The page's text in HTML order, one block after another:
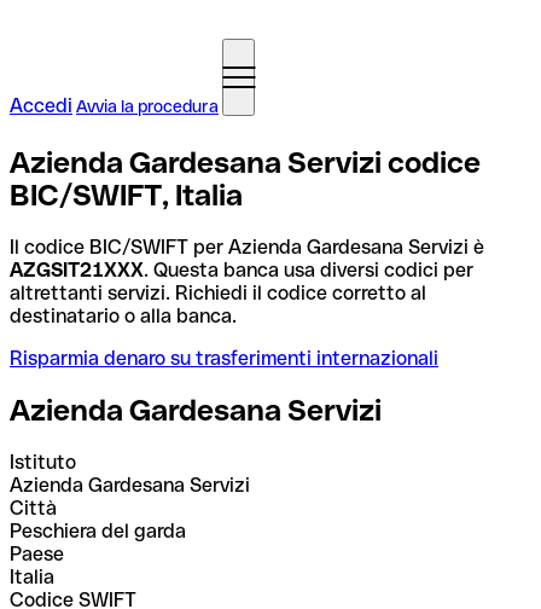
Accedi Avvia la procedura
Azienda Gardesana Servizi codice
BIC/SWIFT, Italia
Il codice BIC/SWIFT per Azienda Gardesana Servizi è
AZGSIT21XXX. Questa banca usa diversi codici per
altrettanti servizi. Richiedi il codice corretto al
destinatario o alla banca.
Risparmia denaro su trasferimenti internazionali
Azienda Gardesana Servizi
Istituto
Azienda Gardesana Servizi
Città
Peschiera del garda
Paese
Italia
Codice SWIFT